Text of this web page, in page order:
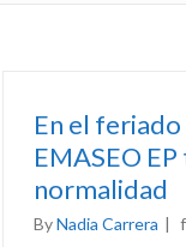
En el
EMASEO
normalidad
ByNadia Carrera |